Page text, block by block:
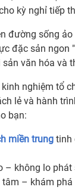
kỳ nghỉ tiếp
đường sống ảo
đặc sản ngon
văn hóa và
nghiệm tổ
lẻ và hành
bạn:
miền trung tinh
– không lo phát
– khám phá